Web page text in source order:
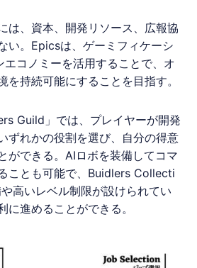
は、資本、開発リソース、広報協
い。 Epicsは、ゲーミフィケーシ
エコノミーを活用することで、オ
を持続可能にすることを目指す。
Guild」では、プレイヤーが開発
ずれかの役割を選び、自分の得意
ができる。AIロボを装備してコマ
ことも可能で、Buidlers Collecti
高いレベル制限が設けられてい
に進めることができる。